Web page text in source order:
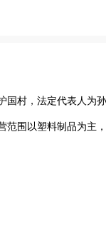
国村，法定代表人为
范围以塑料制品为主